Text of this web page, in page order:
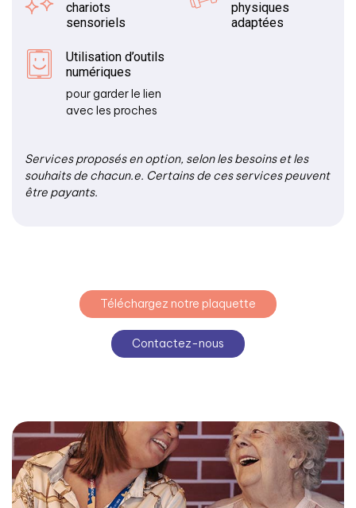
chariots
sensoriels
physiques
adaptées
Utilisation d’outils
numériques
pour garder le lien
avec les proches
Services proposés en option, selon les besoins et les
souhaits de chacun.e. Certains de ces services peuvent
être payants.
Téléchargez notre plaquette
Contactez-nous